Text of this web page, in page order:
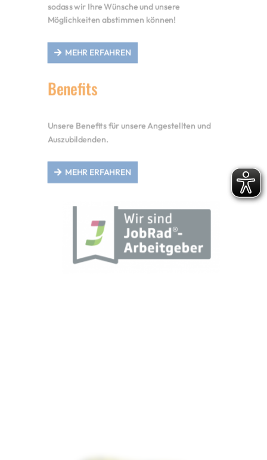
sodass wir Ihre Wünsche und unsere
Möglichkeiten abstimmen können!
MEHR ERFAHREN
Benefits
Unsere Benefits für unsere Angestellten und
Auszubildenden.
MEHR ERFAHREN